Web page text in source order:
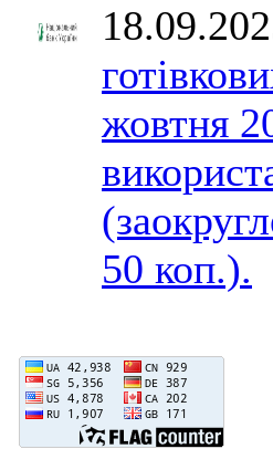
жовтня
50 коп.).